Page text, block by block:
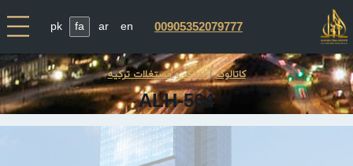
00905352079777
en
ar
fa
pk
کاتالوگ املاک و مستغلات ترکیه
ALH-504